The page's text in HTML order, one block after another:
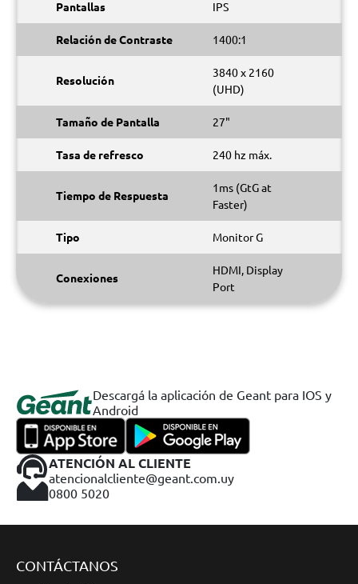
Pantallas IPS
Relación de Contraste 1400:1
Resolución
3840 x 2160
(UHD)
Tamaño de Pantalla 27"
Tasa de refresco 240 hz máx.
Tiempo de Respuesta
1ms (GtG at
Faster)
Tipo Monitor G
Conexiones
HDMI, Display
Port
Descargá la aplicación de Geant para IOS y
Android
ATENCIÓN AL CLIENTE
atencionalcliente@geant.com.uy
0800 5020
CONTÁCTANOS